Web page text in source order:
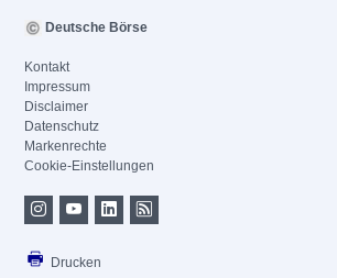
Deutsche Börse
Kontakt
Impressum
Disclaimer
Datenschutz
Markenrechte
Cookie-Einstellungen
Drucken